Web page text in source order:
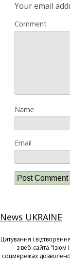
Your email
Comment
Name
Email
News UKRAINE
Цитування і
з веб-сайта "Ізюм
соцмережах